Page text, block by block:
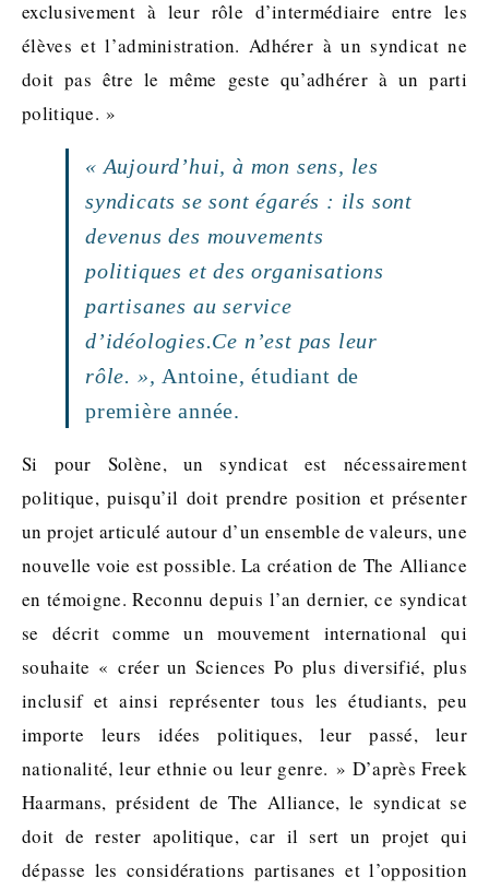
exclusivement à leur rôle d’intermédiaire entre les
élèves et l’administration. Adhérer à un syndicat ne
doit pas être le même geste qu’adhérer à un parti
politique. »
« Aujourd’hui, à mon sens, les
syndicats se sont égarés : ils sont
devenus des mouvements
politiques et des organisations
partisanes au service
d’idéologies.Ce n’est pas leur
rôle. », Antoine, étudiant de
première année.
Si pour Solène, un syndicat est nécessairement
politique, puisqu’il doit prendre position et présenter
un projet articulé autour d’un ensemble de valeurs, une
nouvelle voie est possible. La création de The Alliance
en témoigne. Reconnu depuis l’an dernier, ce syndicat
se décrit comme un mouvement international qui
souhaite « créer un Sciences Po plus diversifié, plus
inclusif et ainsi représenter tous les étudiants, peu
importe leurs idées politiques, leur passé, leur
nationalité, leur ethnie ou leur genre. » D’après Freek
Haarmans, président de The Alliance, le syndicat se
doit de rester apolitique, car il sert un projet qui
dépasse les considérations partisanes et l’opposition